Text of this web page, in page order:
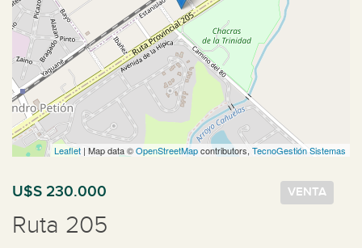
Leaflet | Map data ©OpenStreetMapcontributors, TecnoGestión Sistemas
U$S 230.000 VENTA
Ruta 205